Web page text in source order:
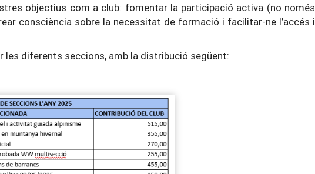
objectius com a club: fomentar la participació activa (no només
consciència sobre la necessitat de formació i facilitar-ne l’accés i
les diferents seccions, amb la distribució següent: